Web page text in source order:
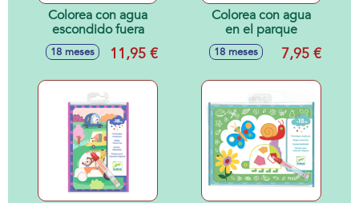
Colorea con agua
escondido fuera
18 meses 11,95 €
Colorea con agua
en el parque
18 meses 7,95 €